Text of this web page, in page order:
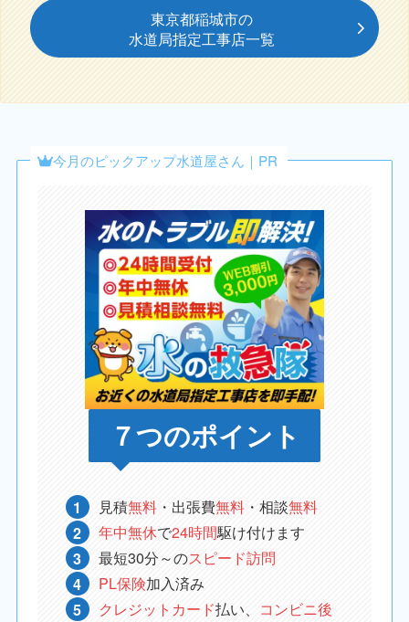
東京都稲城市の
水道局指定工事店一覧
今月のピックアップ水道屋さん｜PR
７つのポイント
見積無料 ・出張費無料 ・相談無料
年中無休で24時間駆け付けます
最短30分～のスピード訪問
PL保険加入済み
クレジットカード払い、 コンビニ後